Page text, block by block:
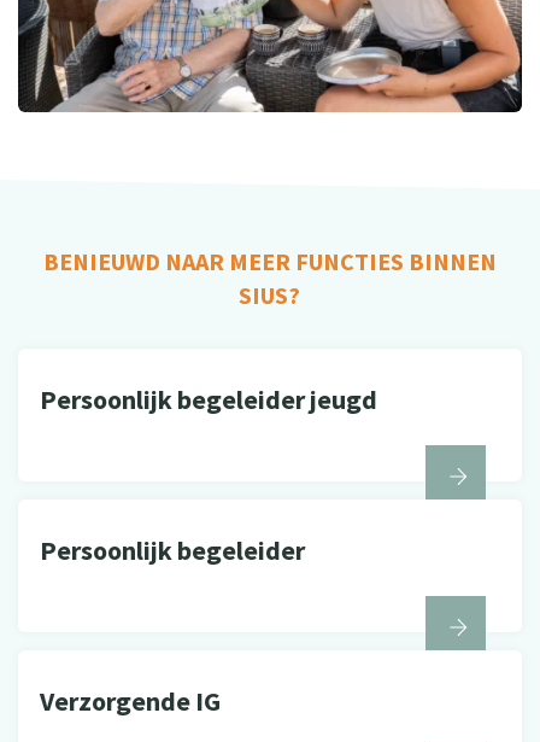
BENIEUWD NAAR MEER FUNCTIES BINNEN
SIUS?
Persoonlijk begeleider jeugd
Persoonlijk begeleider
Verzorgende IG